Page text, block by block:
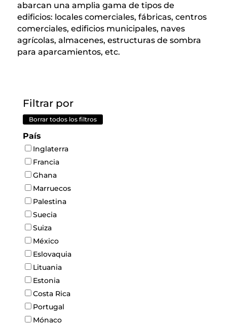
abarcan una amplia gama de tipos de
edificios: locales comerciales, fábricas, centros
comerciales, edificios municipales, naves
agrícolas, almacenes, estructuras de sombra
para aparcamientos, etc.
Filtrar por
Borrar todos los filtros
País
Inglaterra
Francia
Ghana
Marruecos
Palestina
Suecia
Suiza
México
Eslovaquia
Lituania
Estonia
Costa Rica
Portugal
Mónaco